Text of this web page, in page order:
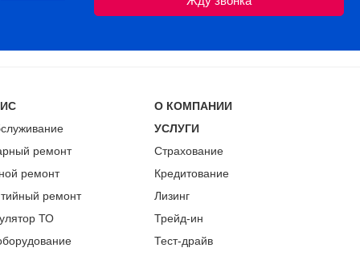
ремонт
ремонт
ремонт
ТО
О КОМПАНИИ
УСЛУГИ
Страхование
Кредитование
Лизинг
Трейд-ин
Тест-драйв